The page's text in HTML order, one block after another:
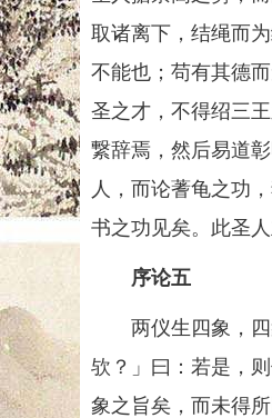
取诸离下，结绳而
不能也；苟有其德
圣之才，不得绍三
繋辞焉，然后易道
人，而论蓍龟之功
书之功见矣。此圣
序论五
两仪生四象，四
欤？」曰：若是，
象之旨矣，而未得